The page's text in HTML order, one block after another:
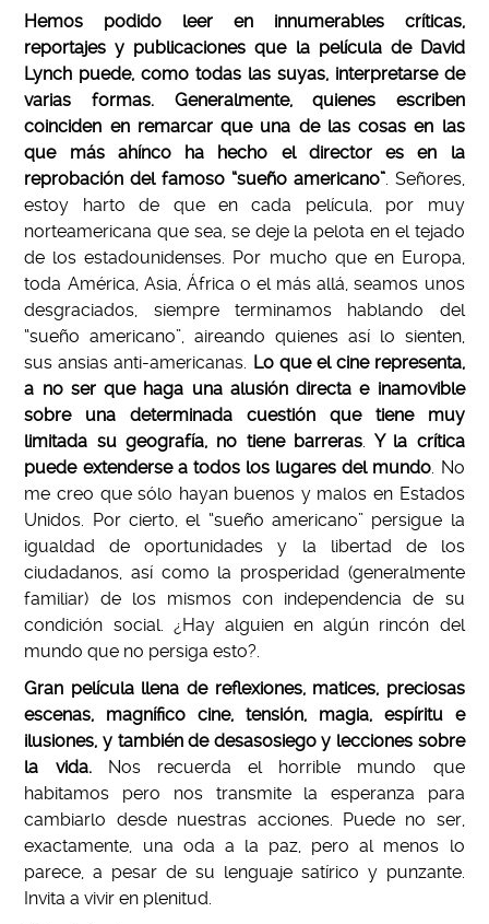
Hemos podido leer en innumerables críticas,
reportajes y publicaciones que la película de David
Lynch puede, como todas las suyas, interpretarse de
varias formas.
Generalmente, quienes escriben
coinciden en remarcar que una de las cosas en las
que más ahínco ha hecho el director es en la
reprobación del famoso “sueño americano”. Señores,
estoy harto de que en cada película, por muy
norteamericana que sea, se deje la pelota en el tejado
de los estadounidenses. Por mucho que en Europa,
toda América, Asia, África o el más allá, seamos unos
desgraciados, siempre terminamos hablando del
“sueño americano”, aireando quienes así lo sienten,
sus ansias anti-americanas. Lo que el cine representa,
a no ser que haga una alusión directa e inamovible
sobre una determinada cuestión que tiene muy
limitada su geografía, no tiene barreras.Y la crítica
puede extenderse a todos los lugares del mundo. No
me creo que sólo hayan buenos y malos en Estados
Unidos. Por cierto, el “sueño americano” persigue la
igualdad de oportunidades y la libertad de los
ciudadanos, así como la prosperidad (generalmente
familiar) de los mismos con independencia de su
condición social. ¿Hay alguien en algún rincón del
mundo que no persiga esto?.
Gran película llena de reflexiones, matices, preciosas
escenas, magnífico cine, tensión, magia, espíritu e
ilusiones, y también de desasosiego y lecciones sobre
la vida.Nos recuerda el horrible mundo que
habitamos pero nos transmite la esperanza para
cambiarlo desde nuestras acciones. Puede no ser,
exactamente, una oda a la paz, pero al menos lo
parece, a pesar de su lenguaje satírico y punzante.
Invita a vivir en plenitud.